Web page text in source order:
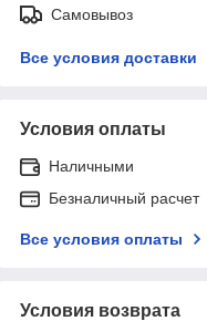
Самовывоз
Все условия доставки
Условия оплаты
Наличными
Безналичный расчет
Все условия оплаты
Условия возврата